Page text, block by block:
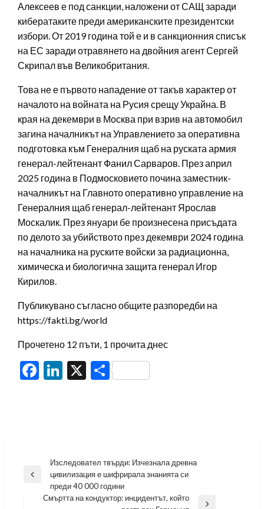
Алексеев е под санкции, наложени от САЩ заради
кибератаките преди американските президентски
избори. От 2019 година той е и в санкционния списък
на ЕС заради отравянето на двойния агент Сергей
Скрипал във Великобритания.
Това не е първото нападение от такъв характер от
началото на войната на Русия срещу Украйна. В
края на декември в Москва при взрив на автомобил
загина началникът на Управлението за оперативна
подготовка към Генералния щаб на руската армия
генерал-лейтенант Фанил Сарваров. През април
2025 година в Подмосковието почина заместник-
началникът на Главното оперативно управление на
Генералния щаб генерал-лейтенант Ярослав
Москалик. През януари бе произнесена присъдата
по делото за убийството през декември 2024 година
на началника на руските войски за радиационна,
химическа и биологична защита генерал Игор
Кирилов.
Публикувано съгласно общите разпоредби на
https://fakti.bg/world
Прочетено 12 пъти, 1 прочита днес
Facebook
LinkedIn
X Share
Навигация
Previous
Изследовател твърди: Изчезнала древна
цивилизация е шифрирала знанията си
преди 40 000 години
Смъртта на кондуктор: инцидентът, който